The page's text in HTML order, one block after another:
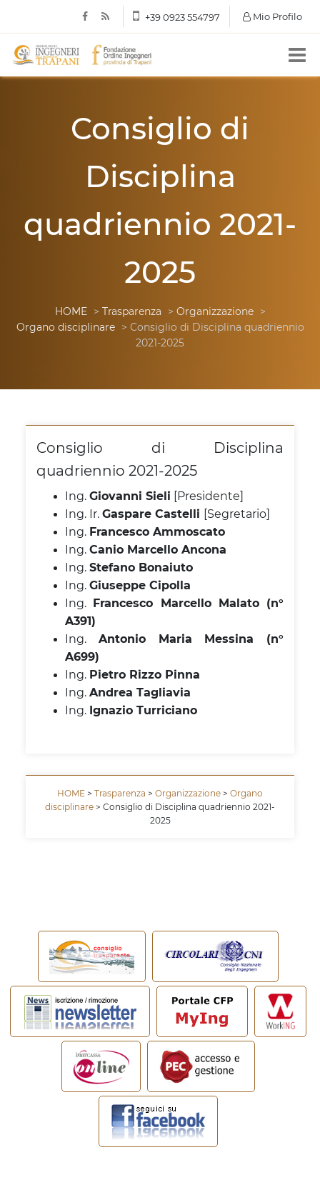
+39 0923 554797 Mio Profilo
Consiglio di
Disciplina
quadriennio 2021-
2025
HOME > Trasparenza > Organizzazione >
Organo disciplinare > Consiglio di Disciplina quadriennio
2021-2025
Consiglio di Disciplina
quadriennio 2021-2025
Ing. Giovanni Sieli [Presidente]
Ing. Ir. Gaspare Castelli [Segretario]
Ing. Francesco Ammoscato
Ing. Canio Marcello Ancona
Ing. Stefano Bonaiuto
Ing. Giuseppe Cipolla
Ing. Francesco Marcello Malato (n°
A391)
Ing. Antonio Maria Messina (n°
A699)
Ing. Pietro Rizzo Pinna
Ing. Andrea Tagliavia
Ing. Ignazio Turriciano
HOME > Trasparenza > Organizzazione > Organo
disciplinare > Consiglio di Disciplina quadriennio 2021-
2025